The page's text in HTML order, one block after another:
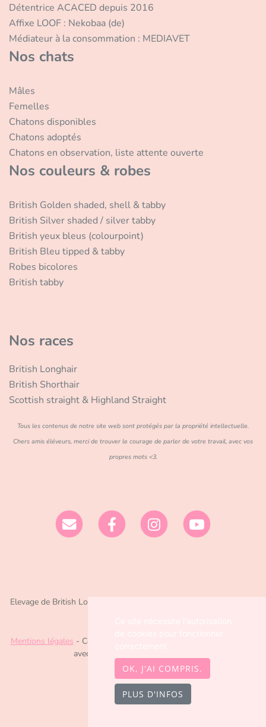
Détentrice ACACED depuis 2016
Affixe LOOF : Nekobaa (de)
Médiateur à la consommation : MEDIAVET
Nos chats
Mâles
Femelles
Chatons disponibles
Chatons adoptés
Chatons en observation, liste attente ouverte
Nos couleurs & robes
British Golden shaded, shell & tabby
British Silver shaded / silver tabby
British yeux bleus (colourpoint)
British Bleu tipped & tabby
Robes bicolores
British tabby
Nos races
British Longhair
British Shorthair
Scottish straight & Highland Straight
Tous les contenus de notre site web sont protégés par la propriété intellectuelle.
Chers amis éléveurs, merci de trouver le courage de parler de votre travail, avec vos
propres mots <3.
Elevage de British Longhair/Shorthair et Ragdoll depuis 2016 situé
Mentions légales - Copyright© Chatterie Nekobaa 2026 - Site créé
avec
OK, J'AI COMPRIS.
PLUS D'INFOS